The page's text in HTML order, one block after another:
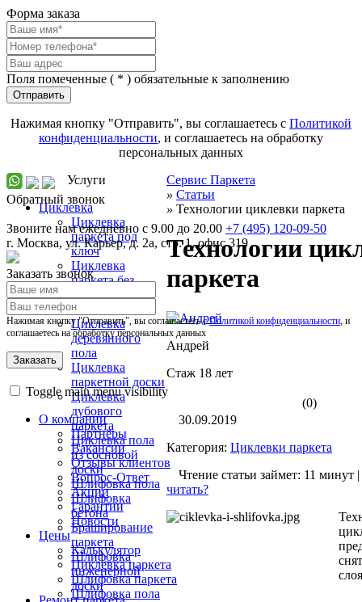
Форма заказа
Поля помеченные ( * ) обязательные к заполнению
Отправить
Нажимая кнопку "Отправить", вы соглашаетесь с Политикой
конфиденциальности, и соглашаетесь на обработку
персональных данных
Обратный звонок
Звоните нам ежедневно с 9.00 до 20.00 +7 (495) 120-09-50
г. Москва, ул. Карьер, д. 2а, стр. 1, офис 319
Заказать звонок
Нажимая кнопку "Отправить", вы соглашаетесь сПолитикой конфиденциальности, и
соглашаетесь на обработку персональных данных
Toggle main menu visibility
О компании
Партнёры
Вакансии
Отзывы клиентов
Вопрос-Ответ
Акции
Гарантии
Новости
Цены
Калькулятор
Циклевка паркета
Шлифовка паркета
Шлифовка пола
Услуги
Циклевка
Циклевка
паркета под
ключ
Циклевка
паркета без
пыли и выноса
мебели
Циклевка
деревянного
пола
Циклевка
паркетной доски
Циклевка
дубового
паркета
Циклевка пола
из сосновой
доски
Шлифовка пола
Шлифовка
бетона
Браширование
паркета
Шлифовка
инженерной
доски
Сервис Паркета
» Статьи
» Технологии циклевки паркета
Технологии
паркета
Андрей
Стаж 18 лет
(0)
30.09.2019
Категория: Циклевки паркета
Чтение статьи займет: 11 минут |
читать?